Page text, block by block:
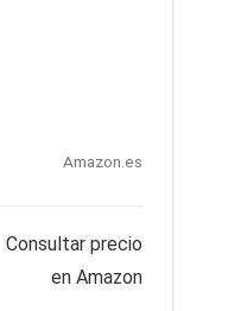
Amazon.es
Consultar precio
en Amazon